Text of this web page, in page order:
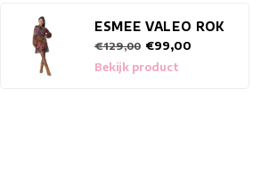
ESMEE VALEO ROK
€129,00 €99,00
Bekijk product